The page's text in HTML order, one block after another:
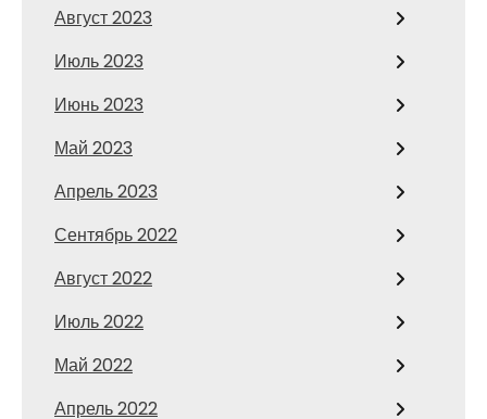
Август 2023
Июль 2023
Июнь 2023
Май 2023
Апрель 2023
Сентябрь 2022
Август 2022
Июль 2022
Май 2022
Апрель 2022